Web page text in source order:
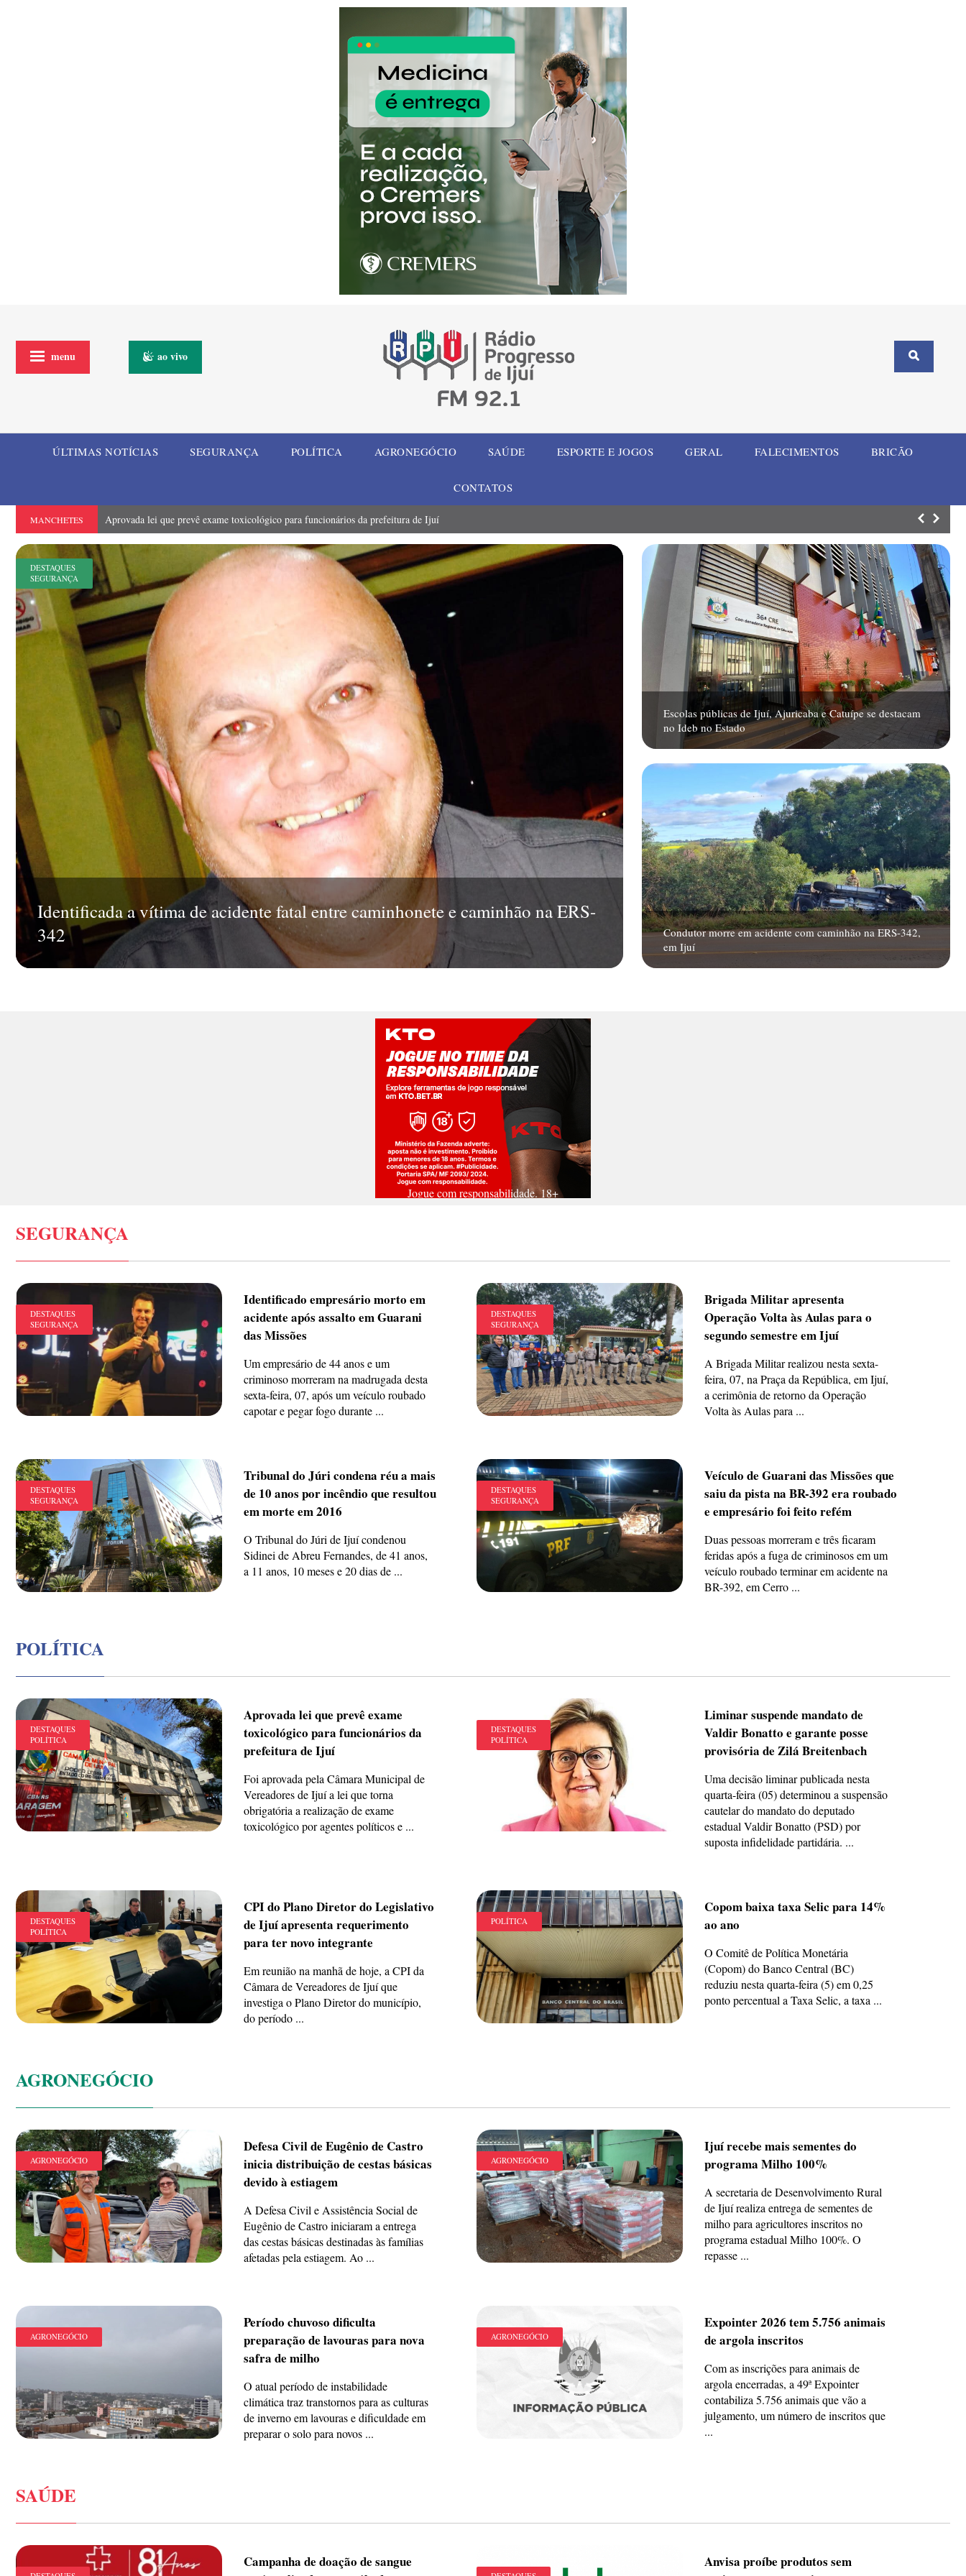
menu ao vivo
ÚLTIMAS NOTÍCIAS SEGURANÇA POLÍTICA AGRONEGÓCIO SAÚDE ESPORTE E JOGOS GERAL FALECIMENTOS BRICÃO
CONTATOS
MANCHETES Aprovada lei que prevê exame toxicológico para funcionários da prefeitura de Ijuí Motociclista
DESTAQUES
SEGURANÇA
Identificada a vítima de acidente fatal entre caminhonete e caminhão na ERS-
342
Escolas públicas de Ijuí, Ajuricaba e Catuípe se destacam
no Ideb no Estado
Condutor morre em acidente com caminhão na ERS-342,
em Ijuí
Jogue com responsabilidade. 18+
SEGURANÇA
DESTAQUES
SEGURANÇA
Identificado empresário morto em
acidente após assalto em Guarani
das Missões
Um empresário de 44 anos e um
criminoso morreram na madrugada desta
sexta-feira, 07, após um veículo roubado
capotar e pegar fogo durante ...
DESTAQUES
SEGURANÇA
Brigada Militar apresenta
Operação Volta às Aulas para o
segundo semestre em Ijuí
A Brigada Militar realizou nesta sexta-
feira, 07, na Praça da República, em Ijuí,
a cerimônia de retorno da Operação
Volta às Aulas para ...
DESTAQUES
SEGURANÇA
Tribunal do Júri condena réu a mais
de 10 anos por incêndio que resultou
em morte em 2016
O Tribunal do Júri de Ijuí condenou
Sidinei de Abreu Fernandes, de 41 anos,
a 11 anos, 10 meses e 20 dias de ...
DESTAQUES
SEGURANÇA
Veículo de Guarani das Missões que
saiu da pista na BR-392 era roubado
e empresário foi feito refém
Duas pessoas morreram e três ficaram
feridas após a fuga de criminosos em um
veículo roubado terminar em acidente na
BR-392, em Cerro ...
POLÍTICA
DESTAQUES
POLÍTICA
Aprovada lei que prevê exame
toxicológico para funcionários da
prefeitura de Ijuí
Foi aprovada pela Câmara Municipal de
Vereadores de Ijuí a lei que torna
obrigatória a realização de exame
toxicológico por agentes políticos e ...
DESTAQUES
POLÍTICA
Liminar suspende mandato de
Valdir Bonatto e garante posse
provisória de Zilá Breitenbach
Uma decisão liminar publicada nesta
quarta-feira (05) determinou a suspensão
cautelar do mandato do deputado
estadual Valdir Bonatto (PSD) por
suposta infidelidade partidária. ...
DESTAQUES
POLÍTICA
CPI do Plano Diretor do Legislativo
de Ijuí apresenta requerimento
para ter novo integrante
Em reunião na manhã de hoje, a CPI da
Câmara de Vereadores de Ijuí que
investiga o Plano Diretor do município,
do período ...
POLÍTICA
Copom baixa taxa Selic para 14%
ao ano
O Comitê de Política Monetária
(Copom) do Banco Central (BC)
reduziu nesta quarta-feira (5) em 0,25
ponto percentual a Taxa Selic, a taxa ...
AGRONEGÓCIO
AGRONEGÓCIO
Defesa Civil de Eugênio de Castro
inicia distribuição de cestas básicas
devido à estiagem
A Defesa Civil e Assistência Social de
Eugênio de Castro iniciaram a entrega
das cestas básicas destinadas às famílias
afetadas pela estiagem. Ao ...
AGRONEGÓCIO
Ijuí recebe mais sementes do
programa Milho 100%
A secretaria de Desenvolvimento Rural
de Ijuí realiza entrega de sementes de
milho para agricultores inscritos no
programa estadual Milho 100%. O
repasse ...
AGRONEGÓCIO
Período chuvoso dificulta
preparação de lavouras para nova
safra de milho
O atual período de instabilidade
climática traz transtornos para as culturas
de inverno em lavouras e dificuldade em
preparar o solo para novos ...
AGRONEGÓCIO
Expointer 2026 tem 5.756 animais
de argola inscritos
Com as inscrições para animais de
argola encerradas, a 49ª Expointer
contabiliza 5.756 animais que vão a
julgamento, um número de inscritos que
...
SAÚDE
Campanha de doação de sangue
Anvisa proíbe produtos sem